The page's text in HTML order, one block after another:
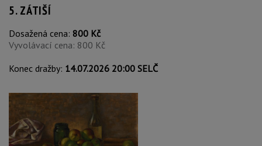
5. ZÁTIŠÍ
Dosažená cena: 800 Kč
Vyvolávací cena: 800 Kč
Konec dražby: 14.07.2026 20:00 SELČ